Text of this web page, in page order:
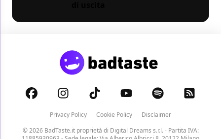
Privacy Policy Cookie Policy
Disclaimer
© 2026 BadTaste.it proprietà di Digital Dreams s.r.l.- Partita IVA: